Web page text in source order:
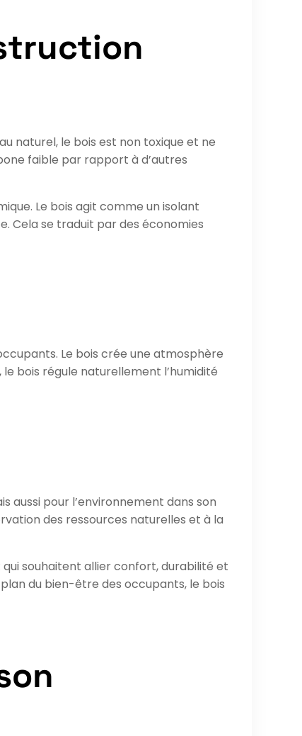
naturel, le bois est non toxique et ne
faible par rapport à d’autres
Le bois agit comme un isolant
Cela se traduit par des économies
Le bois crée une atmosphère
bois régule naturellement l’humidité
aussi pour l’environnement dans son
des ressources naturelles et à la
souhaitent allier confort, durabilité et
du bien-être des occupants, le bois